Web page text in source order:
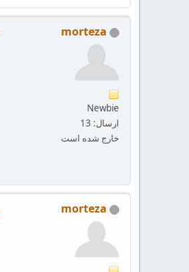
morteza
Newbie
ارسال: 13
خارج شده است
morteza